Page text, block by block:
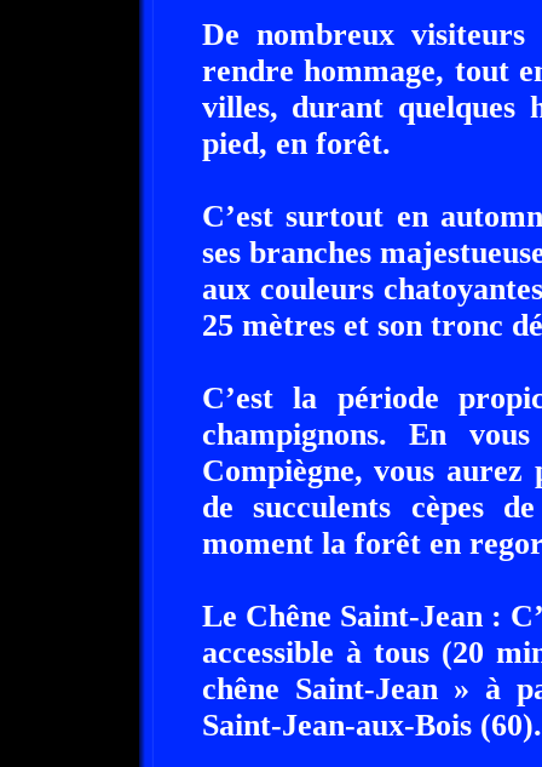
De nombreux visiteurs
rendre hommage, tout
villes, durant quelques
pied, en forêt.
C’est surtout en
ses branches
aux couleurs
25 mètres et son tronc
C’est la période
champignons. En
Compiègne, vous
de succulents cèpes
moment la forêt en
Le Chêne Saint-Jean :
accessible à tous (20
chêne Saint-Jean » à
Saint-Jean-aux-Bois